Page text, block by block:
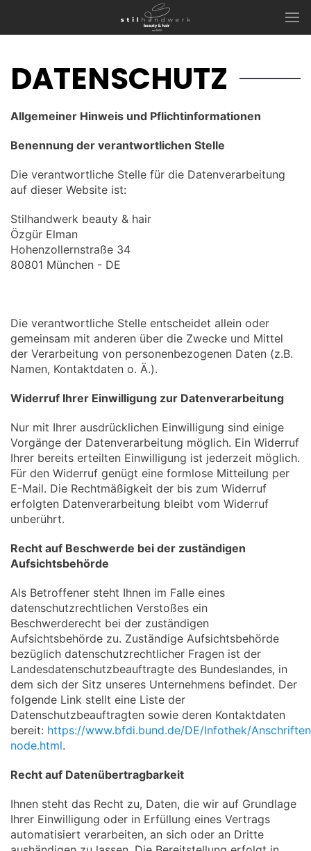
DATENSCHUTZ
Allgemeiner Hinweis und Pflichtinformationen
Benennung der verantwortlichen Stelle
Die verantwortliche Stelle für die Datenverarbeitung
auf dieser Website ist:
Stilhandwerk beauty & hair
Özgür Elman
Hohenzollernstraße 34
80801 München - DE
Die verantwortliche Stelle entscheidet allein oder
gemeinsam mit anderen über die Zwecke und Mittel
der Verarbeitung von personenbezogenen Daten (z.B.
Namen, Kontaktdaten o. Ä.).
Widerruf Ihrer Einwilligung zur Datenverarbeitung
Nur mit Ihrer ausdrücklichen Einwilligung sind einige
Vorgänge der Datenverarbeitung möglich. Ein Widerruf
Ihrer bereits erteilten Einwilligung ist jederzeit möglich.
Für den Widerruf genügt eine formlose Mitteilung per
E-Mail. Die Rechtmäßigkeit der bis zum Widerruf
erfolgten Datenverarbeitung bleibt vom Widerruf
unberührt.
Recht auf Beschwerde bei der zuständigen
Aufsichtsbehörde
Als Betroffener steht Ihnen im Falle eines
datenschutzrechtlichen Verstoßes ein
Beschwerderecht bei der zuständigen
Aufsichtsbehörde zu. Zuständige Aufsichtsbehörde
bezüglich datenschutzrechtlicher Fragen ist der
Landesdatenschutzbeauftragte des Bundeslandes, in
dem sich der Sitz unseres Unternehmens befindet. Der
folgende Link stellt eine Liste der
Datenschutzbeauftragten sowie deren Kontaktdaten
bereit: https://www.bfdi.bund.de/DE/Infothek/
node.html.
Recht auf Datenübertragbarkeit
Ihnen steht das Recht zu, Daten, die wir auf Grundlage
Ihrer Einwilligung oder in Erfüllung eines Vertrags
automatisiert verarbeiten, an sich oder an Dritte